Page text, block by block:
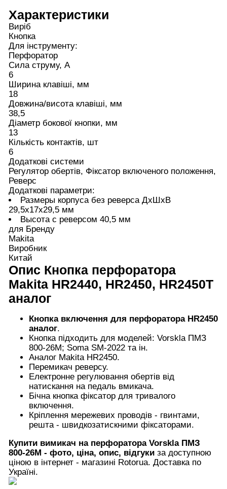
Характеристики
Виріб
Кнопка
Для інструменту:
Перфоратор
Сила струму, А
6
Ширина клавіші, мм
18
Довжина/висота клавіші, мм
38,5
Діаметр бокової кнопки, мм
13
Кількість контактів, шт
6
Додаткові системи
Регулятор обертів, Фіксатор включеного положення,
Реверс
Додаткові параметри:
Размеры корпуса без реверса ДхШхВ
29,5х17х29,5 мм
Высота с реверсом 40,5 мм
для Бренду
Makita
Виробник
Китай
Опис Кнопка перфоратора
Makita HR2440, HR2450, HR2450T
аналог
Кнопка включення для перфоратора HR2450
аналог.
Кнопка підходить для моделей: Vorskla ПМЗ
800-26М; Soma SM-2022 та ін.
Аналог Makita HR2450.
Перемикач реверсу.
Електронне регулювання обертів від
натискання на педаль вмикача.
Бічна кнопка фіксатор для тривалого
включення.
Кріплення мережевих проводів - гвинтами,
решта - швидкозатискними фіксаторами.
Купити вимикач на перфоратора Vorskla ПМЗ
800-26М - фото, ціна, опис, відгукиза доступною
ціною в інтернет - магазині Rotorua. Доставка по
Україні.